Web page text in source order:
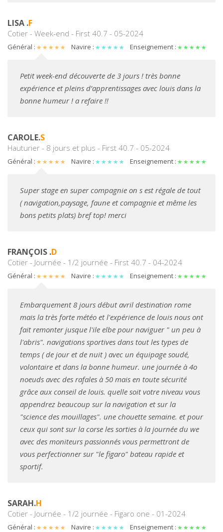
LISA .F
Cotier - Week-end - First 40.7 - 05-2024
Général : Navire : Enseignement :
Petit week-end découverte de 3 jours ! très bonne
expérience et pleins d’apprentissages avec louis dans la
bonne humeur ! a refaire !!
CAROLE.S
Hauturier - 8 jours et plus - First 40.7 - 05-2024
Général : Navire : Enseignement :
Super stage en super compagnie on s est régale de tout
( navigation,paysage, faune et compagnie et même les
bons petits plats) bref top! merci
FRANÇOIS .D
Cotier - Journée - 1/2 journée - First 40.7 - 04-2024
Général : Navire : Enseignement :
Embarquement 8 jours début avril destination rome
mais la très forte météo et l'expérience de louis nous ont
fait remonter jusque l'ile elbe pour naviguer " un peu à
l'abris". navigations sportives dans tout les types de
temps ( de jour et de nuit ) avec un équipage soudé,
volontaire et dans la bonne humeur. une journée à 4o
noeuds avec des rafales à 50 mais en toute sécurité
grâce aux conseil de louis. quelle soit votre niveau vous
appendrez beaucoup sur la navigation et sur la
"science des mouillages". une chouette semaine. et pour
ceux qui sont sur la corse les sorties à la journée du we
avec des moniteurs passionnés vous permettront de
vous perfectionner sur "le figaro" bateau rapide et
sportif.
SARAH.H
Cotier - Journée - 1/2 journée - Figaro one - 01-2024
Général : Navire : Enseignement :